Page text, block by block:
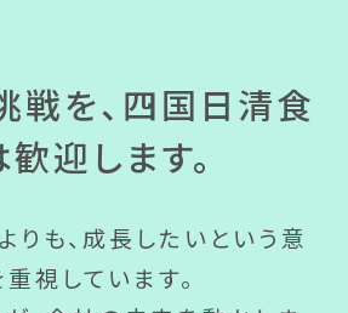
戦を、四国日清食
迎します。
りも、成長したいという意
視しています。